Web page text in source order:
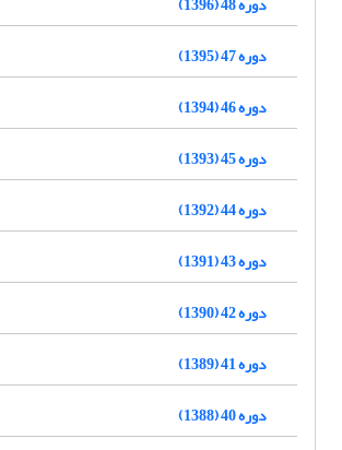
دوره 47 (1395)
دوره 46 (1394)
دوره 45 (1393)
دوره 44 (1392)
دوره 43 (1391)
دوره 42 (1390)
دوره 41 (1389)
دوره 40 (1388)